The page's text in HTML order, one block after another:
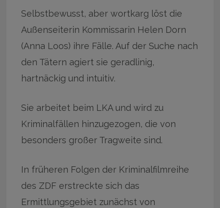
Selbstbewusst, aber wortkarg löst die
Außenseiterin Kommissarin Helen Dorn
(Anna Loos) ihre Fälle. Auf der Suche nach
den Tätern agiert sie geradlinig,
hartnäckig und intuitiv.
Sie arbeitet beim LKA und wird zu
Kriminalfällen hinzugezogen, die von
besonders großer Tragweite sind.
In früheren Folgen der Kriminalfilmreihe
des ZDF erstreckte sich das
Ermittlungsgebiet zunächst von